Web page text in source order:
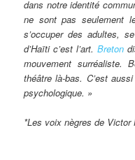
dans notre identité
ne sont pas seulement
s’occuper des adultes,
d’Haïti c’est l’art. Breton
mouvement surréaliste.
théâtre là-bas. C’est
psychologique. »
*Les voix nègres de